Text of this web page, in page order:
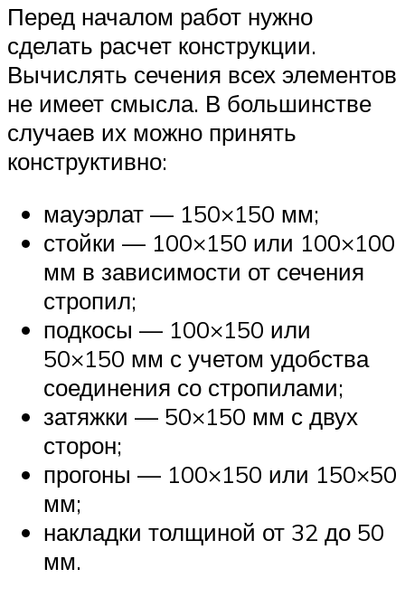
Перед началом работ нужно
сделать расчет конструкции.
Вычислять сечения всех элементов
не имеет смысла. В большинстве
случаев их можно принять
конструктивно:
мауэрлат — 150×150 мм;
стойки — 100×150 или 100×100
мм в зависимости от сечения
стропил;
подкосы — 100×150 или
50×150 мм с учетом удобства
соединения со стропилами;
затяжки — 50×150 мм с двух
сторон;
прогоны — 100×150 или 150×50
мм;
накладки толщиной от 32 до 50
мм.